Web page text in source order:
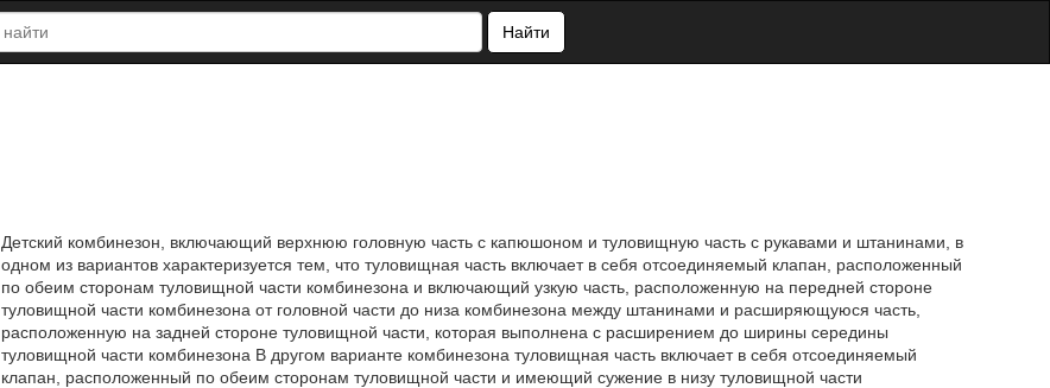
Найти
Детский комбинезон, включающий верхнюю головную часть с капюшоном и туловищную часть с рукавами и штанинами, в
одном из вариантов характеризуется тем, что туловищная часть включает в себя отсоединяемый клапан, расположенный
по обеим сторонам туловищной части комбинезона и включающий узкую часть, расположенную на передней стороне
туловищной части комбинезона от головной части до низа комбинезона между штанинами и расширяющуюся часть,
расположенную на задней стороне туловищной части, которая выполнена с расширением до ширины середины
туловищной части комбинезона В другом варианте комбинезона туловищная часть включает в себя отсоединяемый
клапан, расположенный по обеим сторонам туловищной части и имеющий сужение в низу туловищной части